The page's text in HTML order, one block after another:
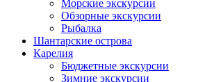
Морские экскурсии
Обзорные экскурсии
Рыбалка
Шантарские острова
Карелия
Бюджетные экскурсии
Зимние экскурсии